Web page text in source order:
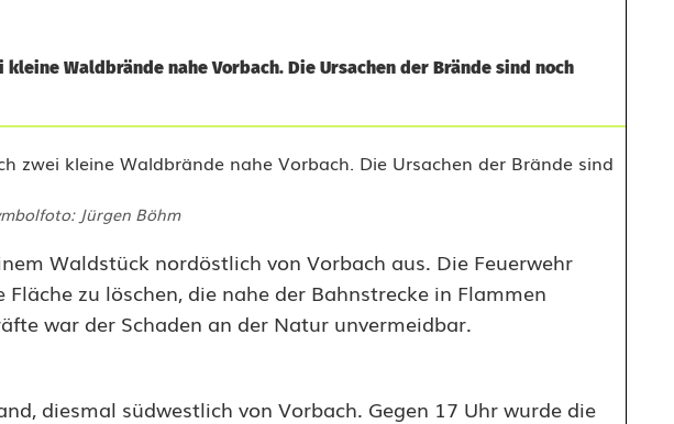
Waldbrände nahe Vorbach. Die Ursachen der Brände sind noch
Jürgen Böhm
Waldstück nordöstlich von Vorbach aus. Die Feuerwehr
zu löschen, die nahe der Bahnstrecke in Flammen
war der Schaden an der Natur unvermeidbar.
diesmal südwestlich von Vorbach. Gegen 17 Uhr wurde die